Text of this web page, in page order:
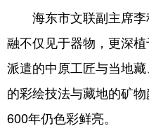
海东市文联副主席李
融不仅见于器物，更深
派遣的中原工匠与当地
的彩绘技法与藏地的矿
600年仍色彩鲜亮。